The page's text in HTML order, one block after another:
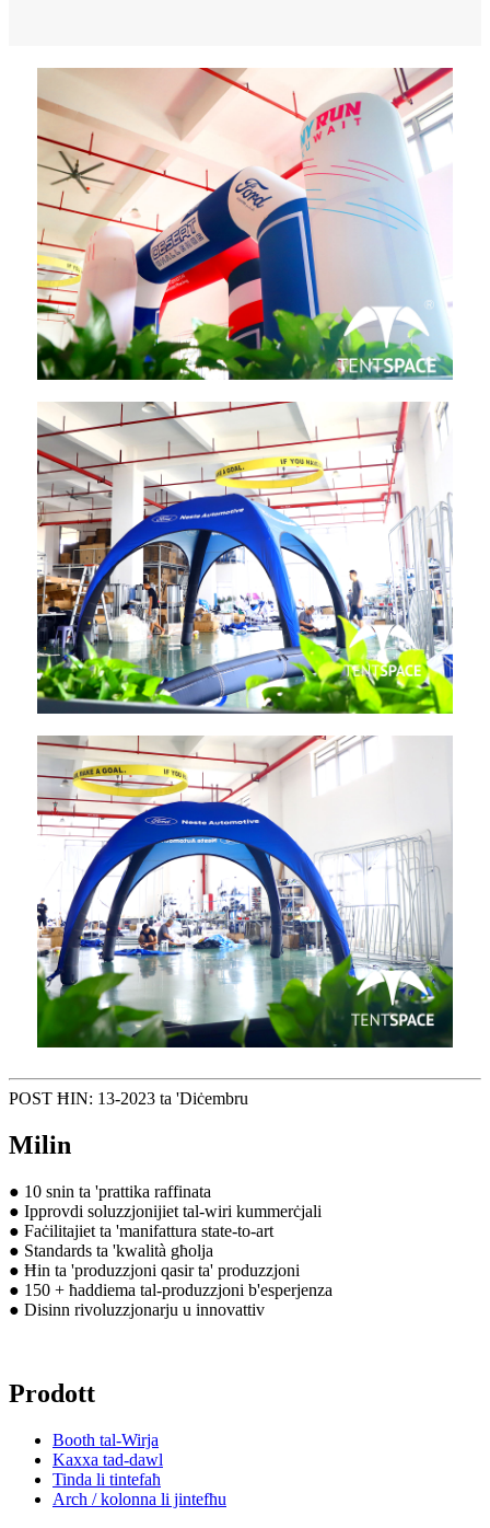
POST ĦIN: 13-2023 ta 'Diċembru
Milin
● 10 snin ta 'prattika raffinata
● Ipprovdi soluzzjonijiet tal-wiri kummerċjali
● Faċilitajiet ta 'manifattura state-to-art
● Standards ta 'kwalità għolja
● Ħin ta 'produzzjoni qasir ta' produzzjoni
● 150 + ħaddiema tal-produzzjoni b'esperjenza
● Disinn rivoluzzjonarju u innovattiv
Prodott
Booth tal-Wirja
Kaxxa tad-dawl
Tinda li tintefaħ
Arch / kolonna li jintefħu